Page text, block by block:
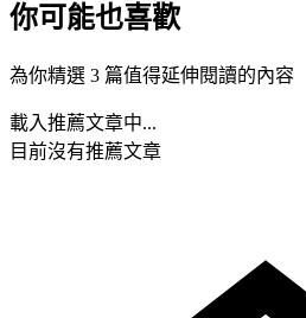
你可能也喜歡
為你精選 3 篇值得延伸閱讀的內容
載入推薦文章中...
目前沒有推薦文章